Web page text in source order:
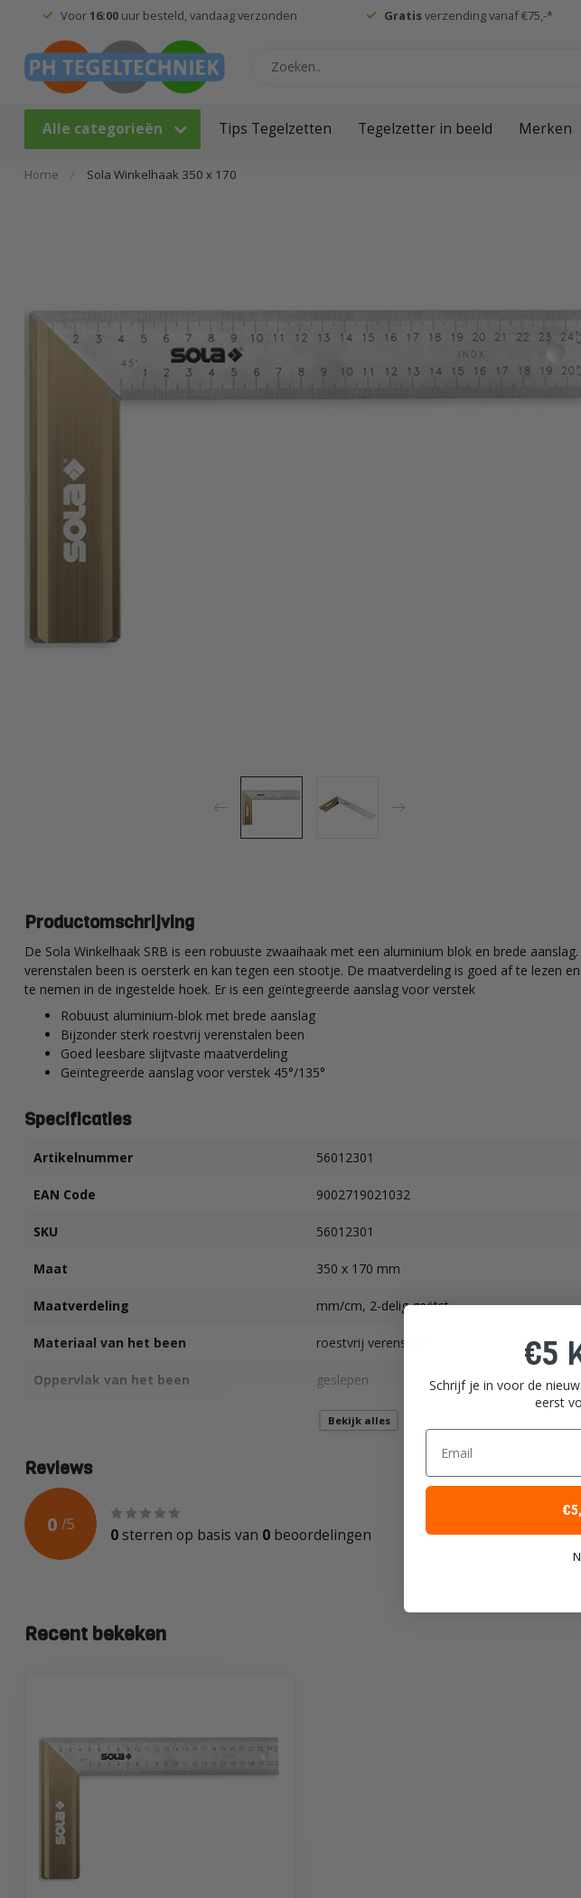
Voor16:00uur besteld, vandaag verzonden Gratisverzending vanaf €75,-*
Alle categorieën Tips Tegelzetten Tegelzetter in beeld Merken
Home / Sola Winkelhaak 350 x 170
Productomschrijving
De Sola Winkelhaak SRB is een robuuste zwaaihaak met een aluminium blok en brede
verenstalen been is oersterk en kan tegen een stootje. De maatverdeling is goed af te lezen
te nemen in de ingestelde hoek. Er is een geïntegreerde aanslag voor verstek
Robuust aluminium-blok met brede aanslag
Bijzonder sterk roestvrij verenstalen been
Goed leesbare slijtvaste maatverdeling
Geïntegreerde aanslag voor verstek 45°/135°
Specificaties
Artikelnummer 56012301
EAN Code 9002719021032
SKU 56012301
Maat 350 x 170 mm
Maatverdeling mm/cm, 2-delig geëtst
Materiaal van het been roestvrij verenstaal
Oppervlak van het been geslepen
aluminium
Kleur van het blok
Hoekmaat 45°, 90°, 135°
Bekijk alles
Reviews
0 /5
0 sterren op basis van 0 beoordelingen
Recent bekeken
€5
Schrijf je in voor de
eerst
Email